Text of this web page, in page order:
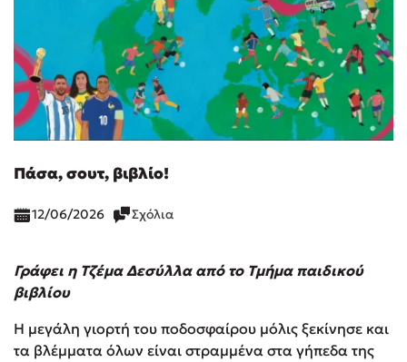
Πάσα, σουτ, βιβλίο!
12/06/2026 Σχόλια
Γράφει η Τζέμα Δεσύλλα από το Τμήμα παιδικού
βιβλίου
Η μεγάλη γιορτή του ποδοσφαίρου μόλις ξεκίνησε και
τα βλέμματα όλων είναι στραμμένα στα γήπεδα της